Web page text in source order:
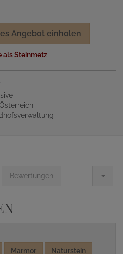
Angebot einholen
als Steinmetz
Bewertungen
Marmor Naturstein